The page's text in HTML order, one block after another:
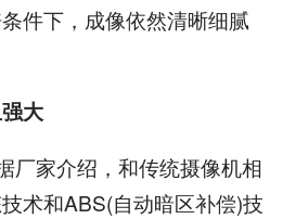
件下，成像依然清晰细腻
大
家介绍，和传统摄像机相
术和ABS(自动暗区补偿)技